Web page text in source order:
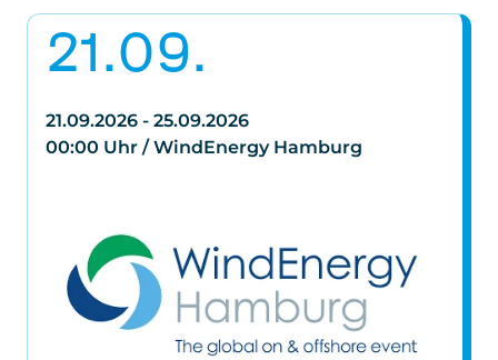
21.09.
21.09.2026 - 25.09.2026
00:00 Uhr / WindEnergy Hamburg